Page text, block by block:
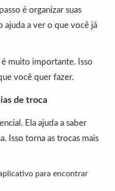
é organizar suas
ajuda a ver o que você já
muito importante. Isso
você quer fazer.
de troca
Ela ajuda a saber
Isso torna as trocas mais
para encontrar